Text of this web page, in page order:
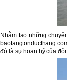
Nhằm tạo những
đó là sự hoan hỷ của